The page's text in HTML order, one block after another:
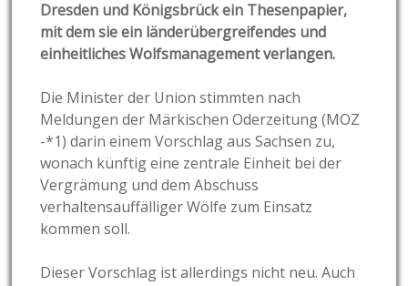
Dresden und Königsbrück ein Thesenpapier,
mit dem sie ein länderübergreifendes und
einheitliches Wolfsmanagement verlangen.
Die Minister der Union stimmten nach
Meldungen der Märkischen Oderzeitung (MOZ
-*1) darin einem Vorschlag aus Sachsen zu,
wonach künftig eine zentrale Einheit bei der
Vergrämung und dem Abschuss
verhaltensauffälliger Wölfe zum Einsatz
kommen soll.
Dieser Vorschlag ist allerdings nicht neu. Auch